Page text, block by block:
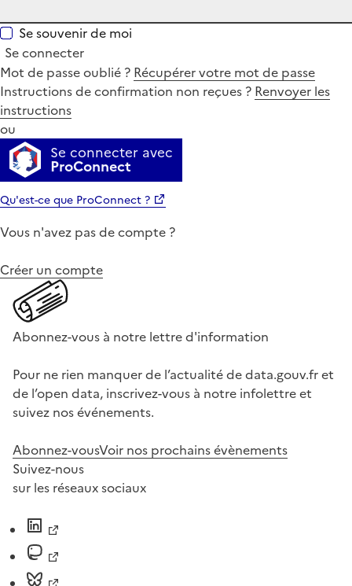
Se souvenir de moi
Se connecter
Mot de passe oublié ? Récupérer votre mot de passe
Instructions de confirmation non reçues ? Renvoyer les
instructions
ou
Se connecter avec
ProConnect
Qu'est-ce que ProConnect ?
Vous n'avez pas de compte ?
Créer un compte
Abonnez-vous à notre lettre d'information
Pour ne rien manquer de l’actualité de data.gouv.fr et
de l’open data, inscrivez-vous à notre infolettre et
suivez nos événements.
Abonnez-vousVoir nos prochains évènements
Suivez-nous
sur les réseaux sociaux